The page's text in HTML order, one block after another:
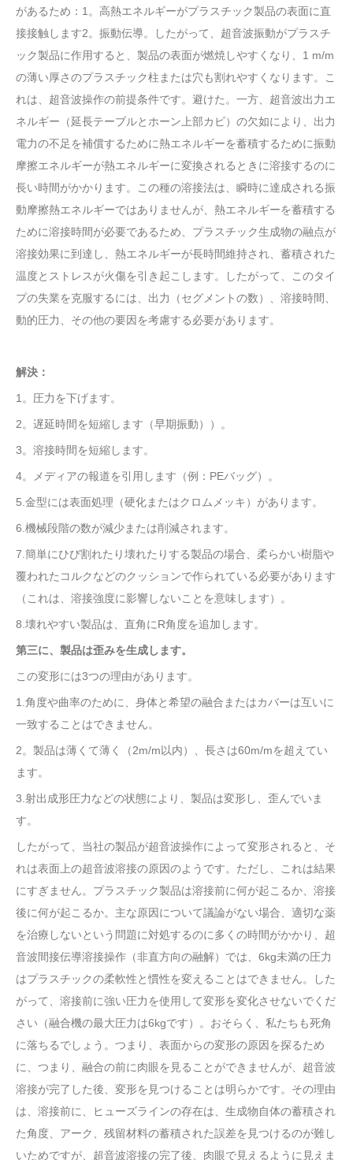
があるため：1。高熱エネルギーがプラスチック製品の表面に直
接接触します2。振動伝導。したがって、超音波振動がプラスチ
ック製品に作用すると、製品の表面が燃焼しやすくなり、1 m/m
の薄い厚さのプラスチック柱または穴も割れやすくなります。こ
れは、超音波操作の前提条件です。避けた。一方、超音波出力エ
ネルギー（延長テーブルとホーン上部カビ）の欠如により、出力
電力の不足を補償するために熱エネルギーを蓄積するために振動
摩擦エネルギーが熱エネルギーに変換されるときに溶接するのに
長い時間がかかります。この種の溶接法は、瞬時に達成される振
動摩擦熱エネルギーではありませんが、熱エネルギーを蓄積する
ために溶接時間が必要であるため、プラスチック生成物の融点が
溶接効果に到達し、熱エネルギーが長時間維持され、蓄積された
温度とストレスが火傷を引き起こします。したがって、このタイ
プの失業を克服するには、出力（セグメントの数）、溶接時間、
動的圧力、その他の要因を考慮する必要があります。
解決：
1。圧力を下げます。
2。遅延時間を短縮します（早期振動））。
3。溶接時間を短縮します。
4。メディアの報道を引用します（例：PEバッグ）。
5.金型には表面処理（硬化またはクロムメッキ）があります。
6.機械段階の数が減少または削減されます。
7.簡単にひび割れたり壊れたりする製品の場合、柔らかい樹脂や
覆われたコルクなどのクッションで作られている必要があります
（これは、溶接強度に影響しないことを意味します）。
8.壊れやすい製品は、直角にR角度を追加します。
第三に、製品は歪みを生成します。
この変形には3つの理由があります。
1.角度や曲率のために、身体と希望の融合またはカバーは互いに
一致することはできません。
2。製品は薄くて薄く（2m/m以内）、長さは60m/mを超えてい
ます。
3.射出成形圧力などの状態により、製品は変形し、歪んでいま
す。
したがって、当社の製品が超音波操作によって変形されると、そ
れは表面上の超音波溶接の原因のようです。ただし、これは結果
にすぎません。プラスチック製品は溶接前に何が起こるか、溶接
後に何が起こるか。主な原因について議論がない場合、適切な薬
を治療しないという問題に対処するのに多くの時間がかかり、超
音波間接伝導溶接操作（非直方向の融解）では、6kg未満の圧力
はプラスチックの柔軟性と慣性を変えることはできません。した
がって、溶接前に強い圧力を使用して変形を変化させないでくだ
さい（融合機の最大圧力は6kgです）。おそらく、私たちも死角
に落ちるでしょう。つまり、表面からの変形の原因を探るため
に、つまり、融合の前に肉眼を見ることができませんが、超音波
溶接が完了した後、変形を見つけることは明らかです。その理由
は、溶接前に、ヒューズラインの存在は、生成物自体の蓄積され
た角度、アーク、残留材料の蓄積された誤差を見つけるのが難し
いためですが、超音波溶接の完了後、肉眼で見えるように見えま